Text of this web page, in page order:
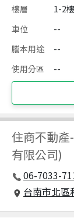
樓層
1-2
車位
--
謄本用途
--
使用分區
--
住商不動產-
有限公司)
06-7033-
台南市北區